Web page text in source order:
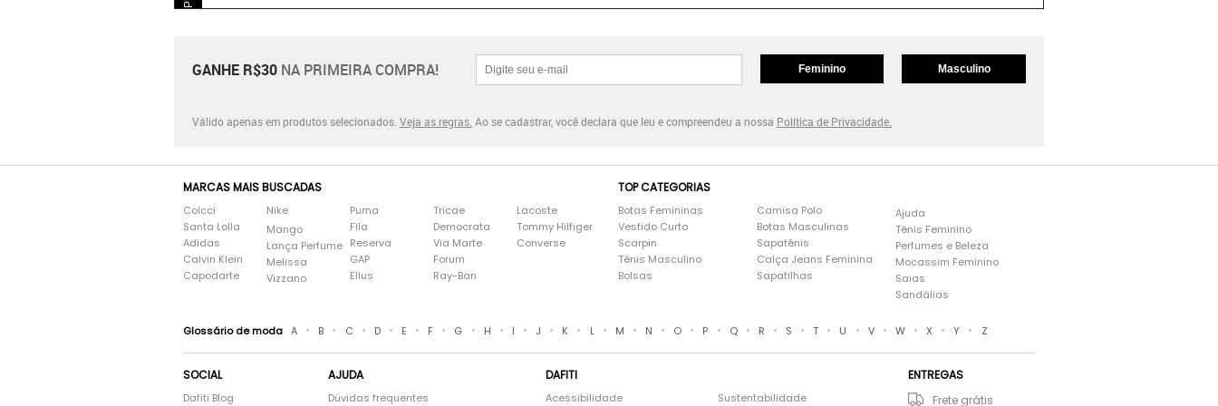
GANHE R$30 NA PRIMEIRA COMPRA! Feminino Masculino
Válido apenas em produtos selecionados. Veja as regras. Ao se cadastrar, você declara que leu e compreendeu a nossa Política de Privacidade.
MARCAS MAIS BUSCADAS
Colcci
Santa Lolla
Adidas
Calvin Klein
Capodarte
Nike
Mango
Lança Perfume
Melissa
Vizzano
Puma
Fila
Reserva
GAP
Ellus
Tricae
Democrata
Via Marte
Forum
Ray-Ban
Lacoste
Tommy Hilfiger
Converse
TOP CATEGORIAS
Botas Femininas
Vestido Curto
Scarpin
Tênis Masculino
Bolsas
Camisa Polo
Botas Masculinas
Sapatênis
Calça Jeans Feminina
Sapatilhas
Ajuda
Tênis Feminino
Perfumes e Beleza
Mocassim Feminino
Saias
Sandálias
Glossário de moda A • B • C • D • E • F • G • H • I • J • K • L • M • N • O • P • Q • R • S • T • U • V • W • X • Y • Z
SOCIAL
Dafiti Blog
AJUDA
Dúvidas frequentes
DAFITI
Acessibilidade Sustentabilidade
ENTREGAS
Frete grátis